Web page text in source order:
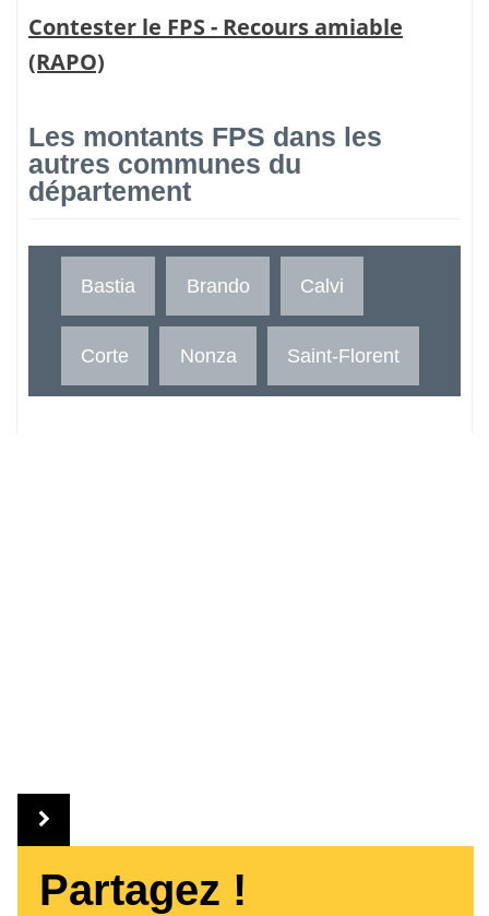
Contester le FPS - Recours amiable
(RAPO)
Les montants FPS dans les
autres communes du
département
Bastia Brando Calvi
Corte Nonza Saint-Florent
Partagez !